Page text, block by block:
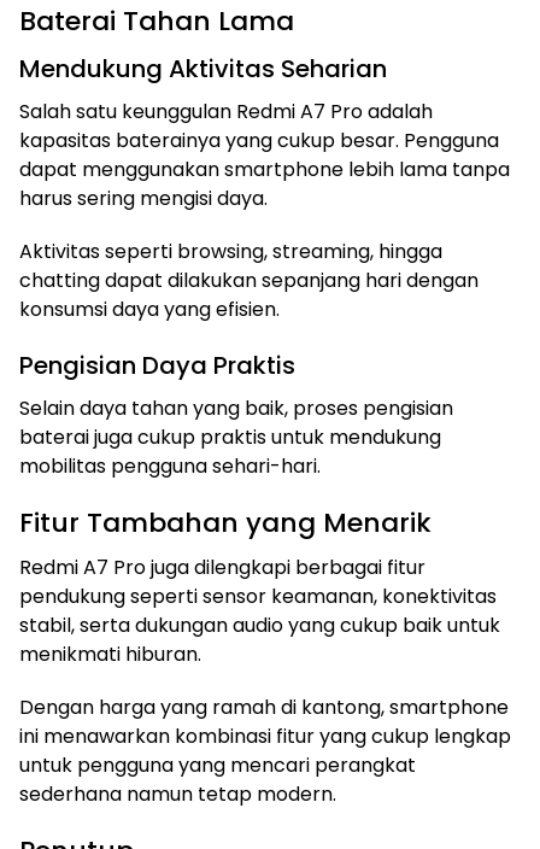
Baterai Tahan Lama
Mendukung Aktivitas Seharian
Salah satu keunggulan Redmi A7 Pro adalah
kapasitas baterainya yang cukup besar. Pengguna
dapat menggunakan smartphone lebih lama tanpa
harus sering mengisi daya.
Aktivitas seperti browsing, streaming, hingga
chatting dapat dilakukan sepanjang hari dengan
konsumsi daya yang efisien.
Pengisian Daya Praktis
Selain daya tahan yang baik, proses pengisian
baterai juga cukup praktis untuk mendukung
mobilitas pengguna sehari-hari.
Fitur Tambahan yang Menarik
Redmi A7 Pro juga dilengkapi berbagai fitur
pendukung seperti sensor keamanan, konektivitas
stabil, serta dukungan audio yang cukup baik untuk
menikmati hiburan.
Dengan harga yang ramah di kantong, smartphone
ini menawarkan kombinasi fitur yang cukup lengkap
untuk pengguna yang mencari perangkat
sederhana namun tetap modern.